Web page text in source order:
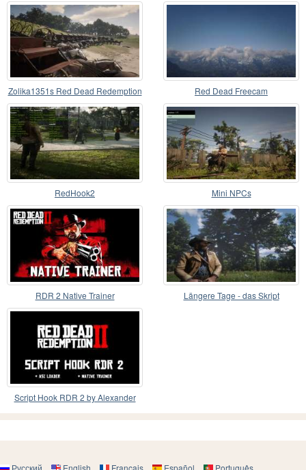
Zolika1351s Red Dead Redemption
2 Trainer
Red Dead Freecam
RedHook2 Mini NPCs
RDR 2 Native Trainer Längere Tage - das Skript
Script Hook RDR 2 by Alexander
Русский English Français Español Português